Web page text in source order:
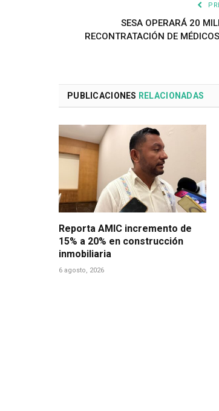
SESA OPERARÁ 20
RECONTRATACIÓN DE
PUBLICACIONES RELACIONADAS
Reporta AMIC incremento de
15% a 20% en construcción
inmobiliaria
6 agosto, 2026